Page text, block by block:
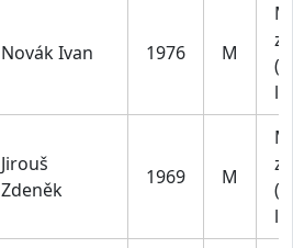
Novák Ivan 1976 M
Jirouš
Zdeněk
1969 M